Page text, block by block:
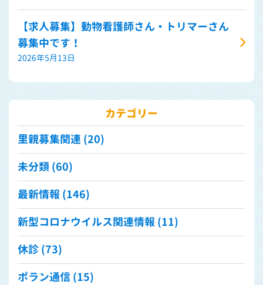
【求人募集】動物看護師さん・トリマーさん
募集中です！
2026年5月13日
カテゴリー
里親募集関連 (20)
未分類 (60)
最新情報 (146)
新型コロナウイルス関連情報 (11)
休診 (73)
ポラン通信 (15)